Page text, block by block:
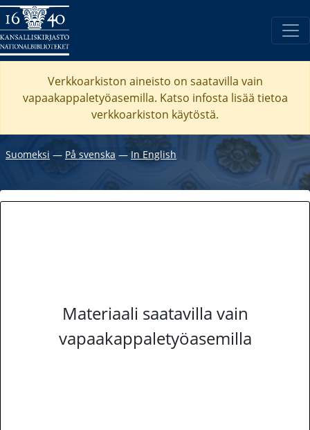
Verkkoarkiston aineisto on saatavilla vain
vapaakappaletyöasemilla. Katso infosta lisää tietoa
verkkoarkiston käytöstä.
Suomeksi ― På svenska ― In English
Materiaali saatavilla vain
vapaakappaletyöasemilla